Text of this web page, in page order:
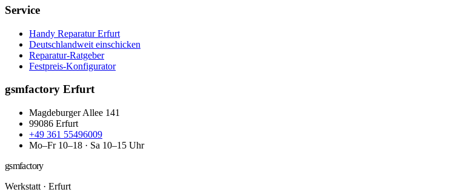
Service
Handy Reparatur Erfurt
Deutschlandweit einschicken
Reparatur-Ratgeber
Festpreis-Konfigurator
gsmfactory Erfurt
Magdeburger Allee 141
99086 Erfurt
+49 361 55496009
Mo–Fr 10–18 · Sa 10–15 Uhr
gsmfactory
Werkstatt · Erfurt